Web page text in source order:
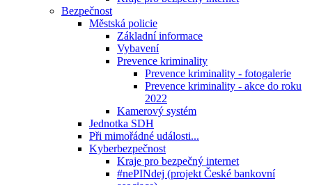
Bezpečnost
Městská policie
Základní informace
Vybavení
Prevence kriminality
Prevence kriminality - fotogalerie
Prevence kriminality - akce do roku
2022
Kamerový systém
Jednotka SDH
Při mimořádné události...
Kyberbezpečnost
Kraje pro bezpečný internet
#nePINdej (projekt České bankovní